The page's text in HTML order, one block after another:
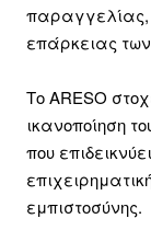
παραγγελίας,
επάρκειας
Το ARESO
ικανοποίηση
που
εμπιστοσύνης.